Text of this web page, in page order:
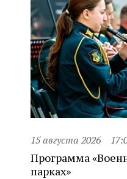
15 августа 2026
Программа
парках»